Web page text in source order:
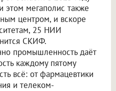
этом мегаполис также
центром, и вскоре
25 НИИ
СКИФ.
промышленность даёт
каждому пятому
всё: от фармацевтики
и телеком-